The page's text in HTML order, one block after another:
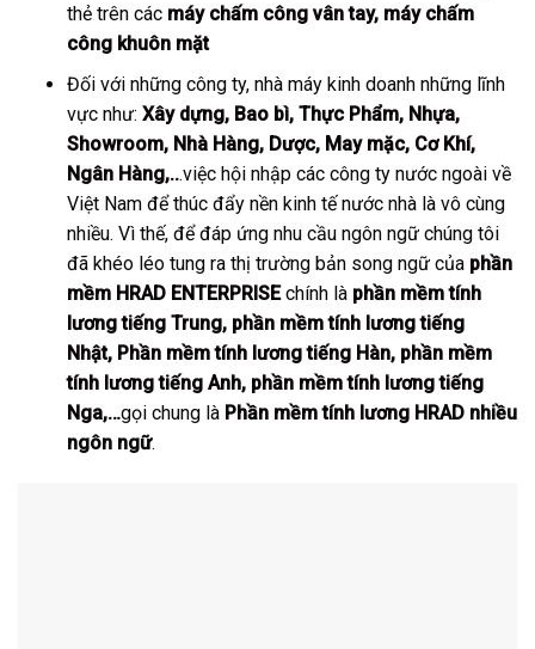
thẻ trên các máy chấm công vân tay, máy chấm
công khuôn mặt
Đối với những công ty, nhà máy kinh doanh những lĩnh
vực như: Xây dựng, Bao bì, Thực Phẩm, Nhựa,
Showroom, Nhà Hàng, Dược, May mặc, Cơ Khí,
Ngân Hàng,...việc hội nhập các công ty nước ngoài về
Việt Nam để thúc đẩy nền kinh tế nước nhà là vô cùng
nhiều. Vì thế, để đáp ứng nhu cầu ngôn ngữ chúng tôi
đã khéo léo tung ra thị trường bản song ngữ của phần
mềm HRAD ENTERPRISEchính là phần mềm tính
lương tiếng Trung, phần mềm tính lương tiếng
Nhật, Phần mềm tính lương tiếng Hàn, phần mềm
tính lương tiếng Anh, phần mềm tính lương tiếng
Nga,…gọi chung là Phần mềm tính lươngHRAD nhiều
ngôn ngữ.